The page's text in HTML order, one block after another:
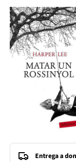
Entrega a